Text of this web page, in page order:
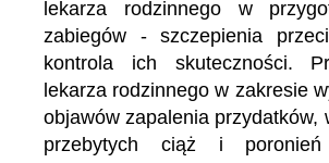
lekarza rodzinnego w
zabiegów - szczepienia
kontrola ich skuteczności.
lekarza rodzinnego w zakresie
objawów zapalenia przydatków,
przebytych ciąż i